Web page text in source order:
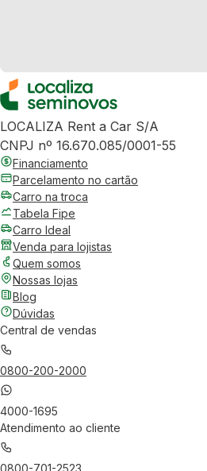
LOCALIZA Rent a Car S/A
CNPJ nº 16.670.085/0001-55
Financiamento
Parcelamento no cartão
Carro na troca
Tabela Fipe
Carro Ideal
Venda para lojistas
Quem somos
Nossas lojas
Blog
Dúvidas
Central de vendas
0800-200-2000
4000-1695
Atendimento ao cliente
0800-701-2523